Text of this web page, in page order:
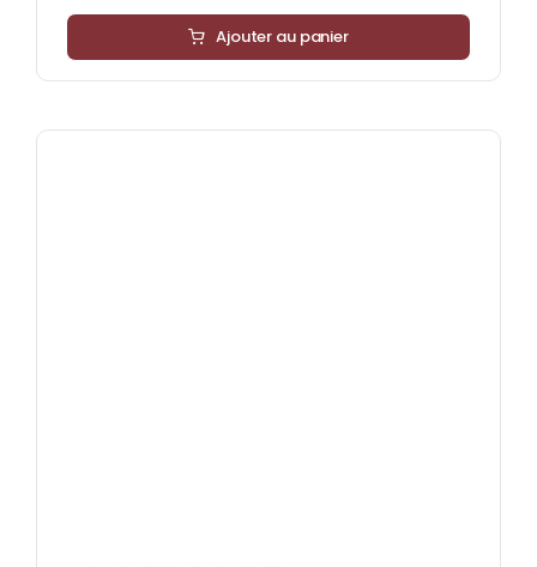
Ajouter au panier